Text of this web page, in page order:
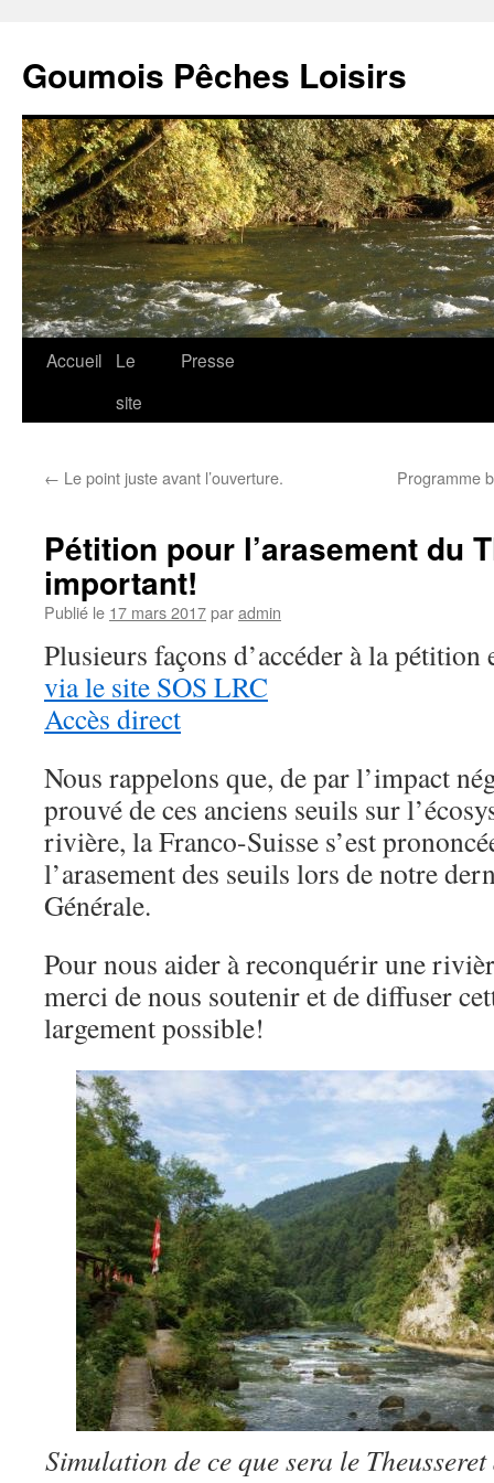
Goumois Pêches Loisirs
Aller
Accueil
Le
site
Presse
← Le point juste avant l’ouverture. Programme
Pétition pour l’arasement du
important!
Publié le 17 mars 2017paradmin
Plusieurs façons d’accéder à la pétition
via le site SOS LRC
Accès direct
Nous rappelons que, de par l’impact
prouvé de ces anciens seuils sur
rivière, la Franco-Suisse s’est
l’arasement des seuils lors de notre
Générale.
Pour nous aider à reconquérir une
merci de nous soutenir et de diffuser
largement possible!
Simulation de ce que sera le